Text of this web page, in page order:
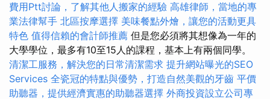
費用Ptt討論，了解其他人搬家的經驗 高雄律師，當地的專
業法律幫手 北區按摩選擇 美味餐點外燴，讓您的活動更具
特色 值得信賴的會計師推薦 但是您必須將其想像為一年的
大學學位，最多有10至15人的課程，基本上有兩個同學。
清潔工服務，解決您的日常清潔需求 提升網站曝光的SEO
Services 全瓷冠的特點與優勢，打造自然美觀的牙齒 平價
助聽器，提供經濟實惠的助聽器選擇 外商投資設立公司專